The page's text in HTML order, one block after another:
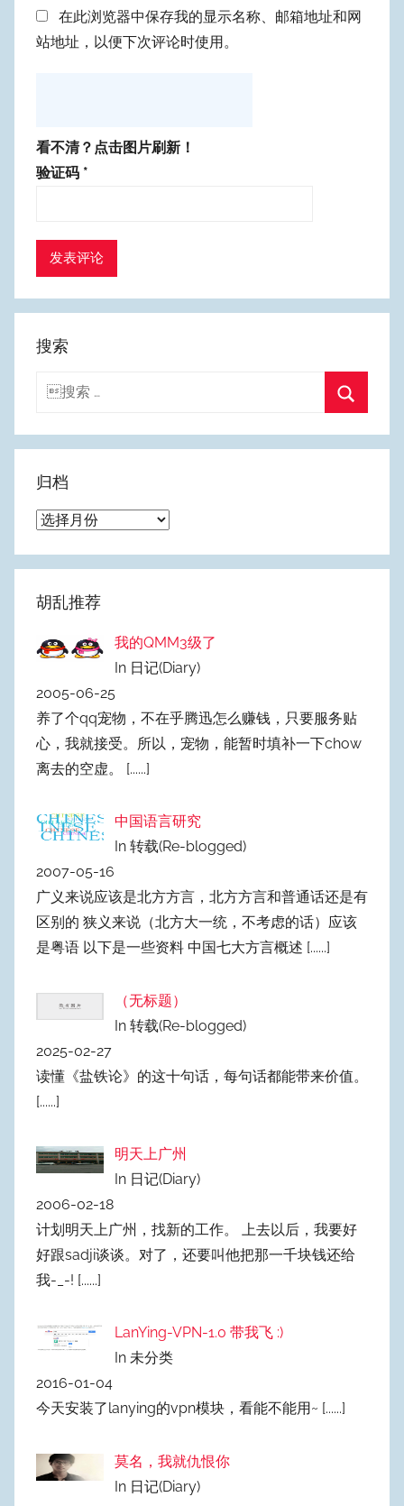
在此浏览器中保存我的显示名称、邮箱地址和网
站地址，以便下次评论时使用。
看不清？点击图片刷新！
验证码 *
搜索
搜
索
归档
归
胡乱推荐
我的QMM3级了
In 日记(Diary)
2005-06-25
养了个qq宠物，不在乎腾迅怎么赚钱，只要服务贴
心，我就接受。所以，宠物，能暂时填补一下chow
离去的空虚。 [......]
中国语言研究
In 转载(Re-blogged)
2007-05-16
广义来说应该是北方方言，北方方言和普通话还是有
区别的 狭义来说（北方大一统，不考虑的话）应该
是粤语 以下是一些资料 中国七大方言概述 [......]
（无标题）
章
In 转载(Re-blogged)
2025-02-27
读懂《盐铁论》的这十句话，每句话都能带来价值。
[......]
明天上广州
In 日记(Diary)
2006-02-18
计划明天上广州，找新的工作。 上去以后，我要好
好跟sadji谈谈。对了，还要叫他把那一千块钱还给
我-_-! [......]
LanYing-VPN-1.0 带我飞 :)
In 未分类
2016-01-04
今天安装了lanying的vpn模块，看能不能用~ [......]
莫名，我就仇恨你
In 日记(Diary)